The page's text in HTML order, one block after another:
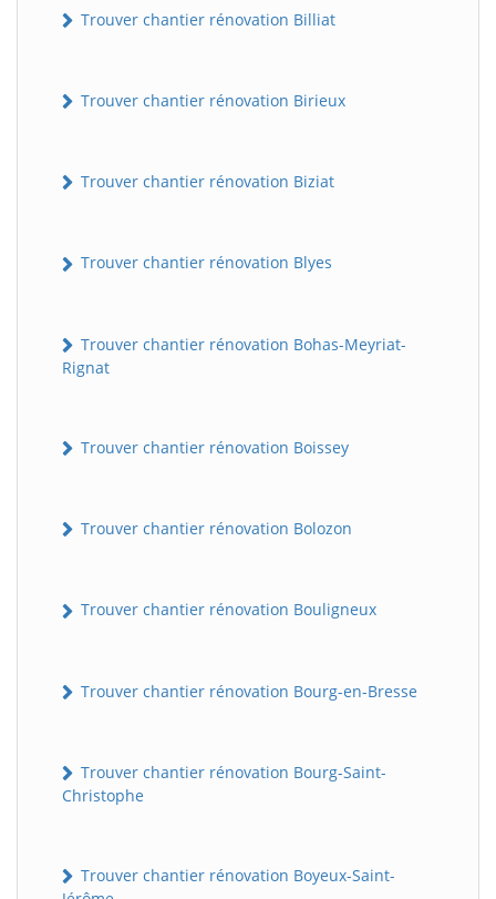
Trouver chantier rénovation Billiat
Trouver chantier rénovation Birieux
Trouver chantier rénovation Biziat
Trouver chantier rénovation Blyes
Trouver chantier rénovation Bohas-Meyriat-
Rignat
Trouver chantier rénovation Boissey
Trouver chantier rénovation Bolozon
Trouver chantier rénovation Bouligneux
Trouver chantier rénovation Bourg-en-Bresse
Trouver chantier rénovation Bourg-Saint-
Christophe
Trouver chantier rénovation Boyeux-Saint-